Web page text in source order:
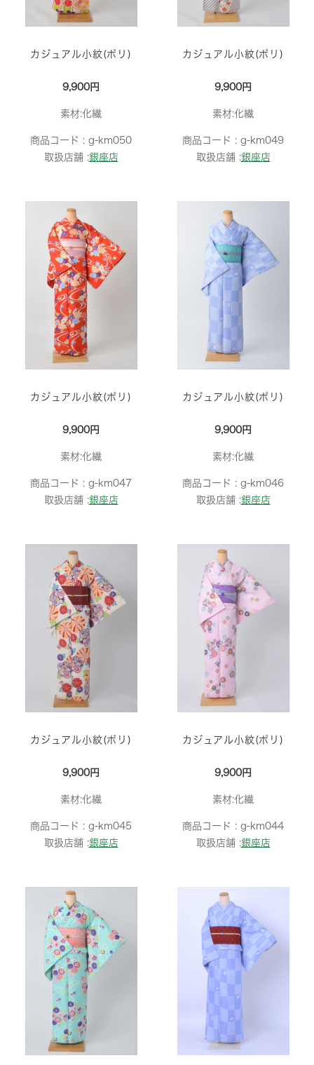
カジュアル小紋(ポリ)
9,900円
素材:化繊
商品コード : g-km050
取扱店舗 :銀座店
カジュアル小紋(ポリ)
9,900円
素材:化繊
商品コード : g-km049
取扱店舗 :銀座店
カジュアル小紋(ポリ)
9,900円
素材:化繊
商品コード : g-km047
取扱店舗 :銀座店
カジュアル小紋(ポリ)
9,900円
素材:化繊
商品コード : g-km046
取扱店舗 :銀座店
カジュアル小紋(ポリ)
9,900円
素材:化繊
商品コード : g-km045
取扱店舗 :銀座店
カジュアル小紋(ポリ)
9,900円
素材:化繊
商品コード : g-km044
取扱店舗 :銀座店